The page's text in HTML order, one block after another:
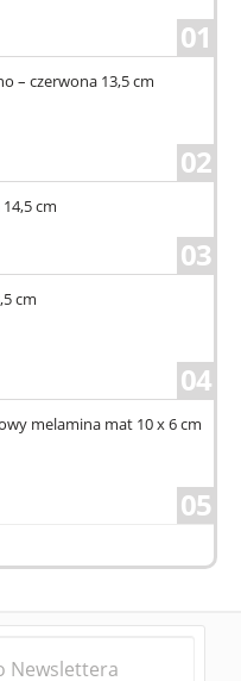
01
– czerwona 13,5 cm
02
cm
03
cm
04
melamina mat 10 x 6 cm
05